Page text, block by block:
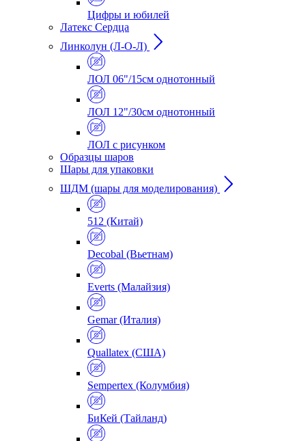
Цифры и юбилей
Латекс Сердца
Линколун (Л-О-Л)
ЛОЛ 06"/15см однотонный
ЛОЛ 12"/30см однотонный
ЛОЛ с рисунком
Образцы шаров
Шары для упаковки
ШДМ (шары для моделирования)
512 (Китай)
Decobal (Вьетнам)
Everts (Малайзия)
Gemar (Италия)
Quallatex (США)
Sempertex (Колумбия)
БиКей (Тайланд)